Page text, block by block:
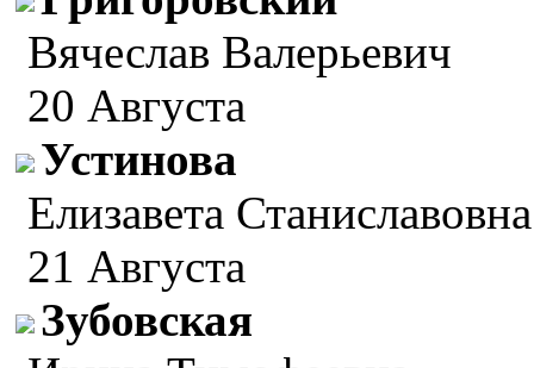
Вячеслав Валерьевич
20 Августа
Устинова
Елизавета Станиславовна
21 Августа
Зубовская